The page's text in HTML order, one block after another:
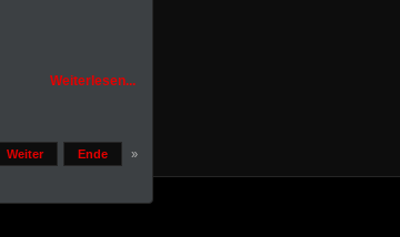
Weiterlesen...
Weiter Ende »